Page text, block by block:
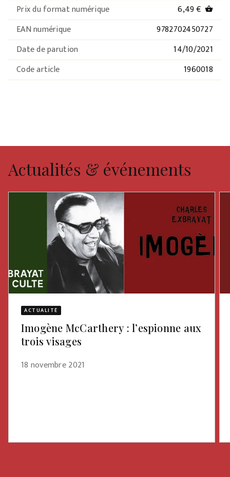
Prix du format numérique
6,49 € shopping_basket
EAN numérique
9782702450727
Date de parution
14/10/2021
Code article
1960018
Actualités & événements
ACTUALITÉ
Imogène McCarthery : l’espionne aux
trois visages
18 novembre 2021